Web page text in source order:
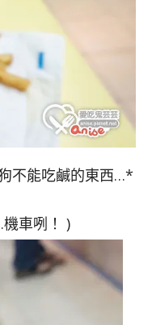
不能吃鹹的東西…*
車咧！ )